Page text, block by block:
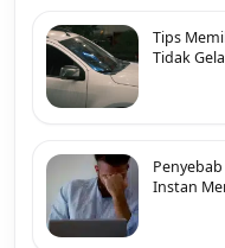
Tips
Tidak
Instan